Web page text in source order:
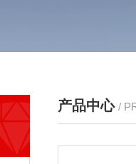
产品中心 /